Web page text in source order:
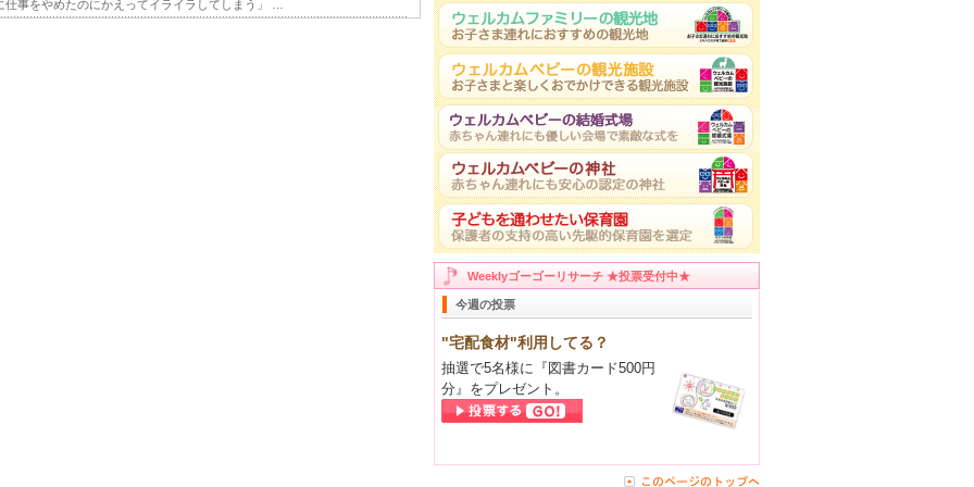
の無駄づかい！！
事をやめたのにかえってイライラしてしまう」 …
Weeklyゴーゴーリサーチ ★投票受付中★
今週の投票
"宅配食材"利用してる？
抽選で5名様に『図書カード500円
分』をプレゼント。